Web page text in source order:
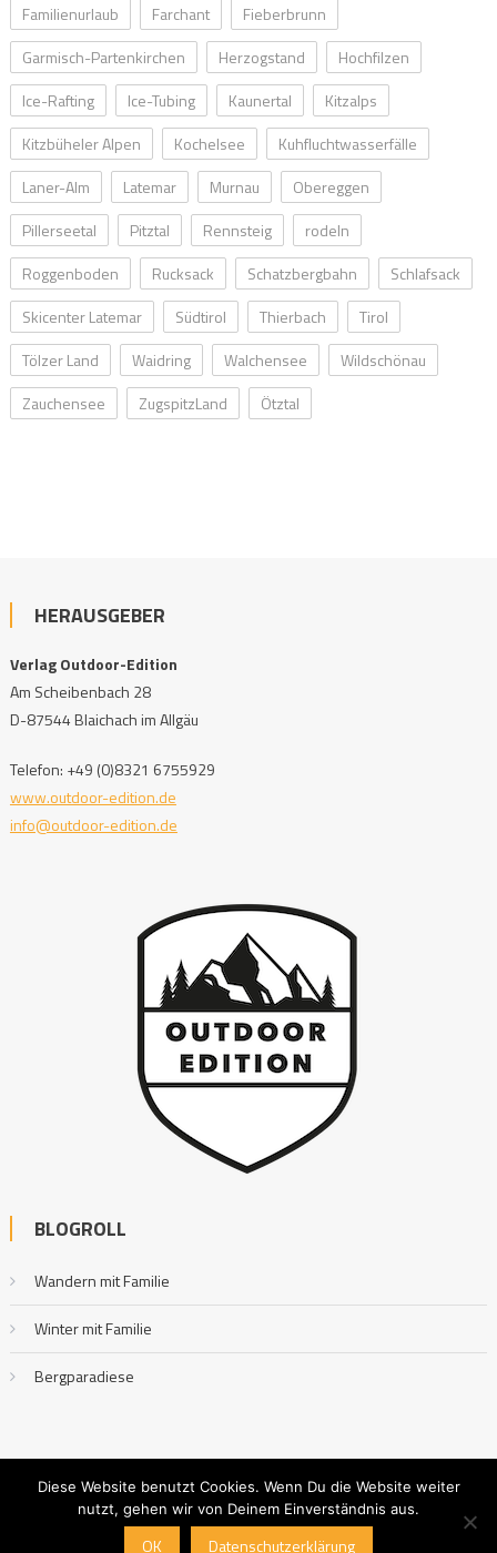
Familienurlaub
Farchant
Fieberbrunn
Garmisch-Partenkirchen
Herzogstand
Hochfilzen
Ice-Rafting
Ice-Tubing Kaunertal
Kitzalps
Kitzbüheler Alpen
Kochelsee
Kuhfluchtwasserfälle
Laner-Alm
Latemar Murnau
Obereggen
Pillerseetal
Pitztal Rennsteig
rodeln
Roggenboden
Rucksack Schatzbergbahn
Schlafsack
Skicenter Latemar
Südtirol Thierbach
Tirol
Tölzer Land
Waidring Walchensee
Wildschönau
Zauchensee
ZugspitzLand Ötztal
HERAUSGEBER
Verlag Outdoor-Edition
Am Scheibenbach 28
D-87544 Blaichach im Allgäu
Telefon: +49 (0)8321 6755929
www.outdoor-edition.de
info@outdoor-edition.de
BLOGROLL
Wandern mit Familie
Winter mit Familie
Bergparadiese
Outdoor mit Familie|Editorial byMysteryThemes
Diese Website benutzt Cookies. Wenn Du die Website weiter
nutzt, gehen wir von Deinem Einverständnis aus.
OK Datenschutzerklärung